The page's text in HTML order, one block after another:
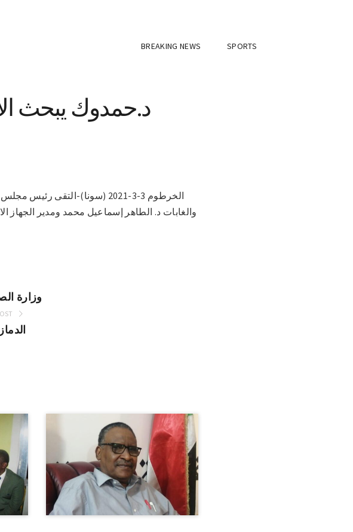
BREAKING NEWS SPORTS
د.حمدوك يبحث
الخرطوم 3-3-2021 (سونا)-
والغابات د. الطاهر إسماعيل محمد ومدير الجهاز
وزارة